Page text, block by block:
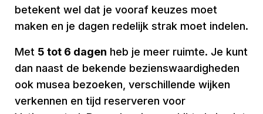
betekent wel dat je vooraf keuzes moet
maken en je dagen redelijk strak moet indelen.
Met 5 tot 6 dagen heb je meer ruimte. Je kunt
dan naast de bekende bezienswaardigheden
ook musea bezoeken, verschillende wijken
verkennen en tijd reserveren voor